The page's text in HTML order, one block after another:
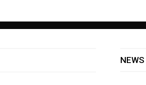
NEWS